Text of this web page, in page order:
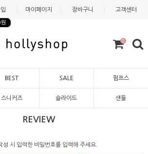
마이페이지 장바구니 고객센터
0
BEST SALE 펌프스
스니커즈 슬라이드 샌들
REVIEW
성 시 입력한 비밀번호를 입력해 주세요.